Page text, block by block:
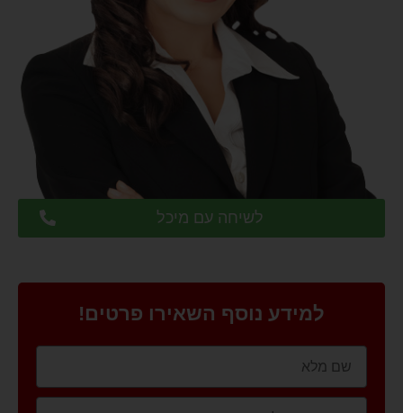
לשיחה עם מיכל
למידע נוסף השאירו פרטים!